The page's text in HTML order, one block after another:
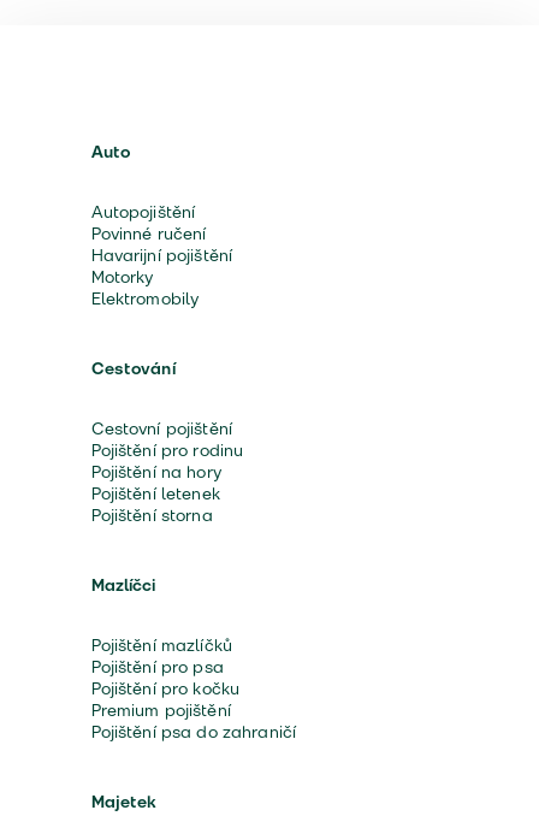
Auto
Autopojištění
Povinné ručení
Havarijní pojištění
Motorky
Elektromobily
Cestování
Cestovní pojištění
Pojištění pro rodinu
Pojištění na hory
Pojištění letenek
Pojištění storna
Mazlíčci
Pojištění mazlíčků
Pojištění pro psa
Pojištění pro kočku
Premium pojištění
Pojištění psa do zahraničí
Majetek